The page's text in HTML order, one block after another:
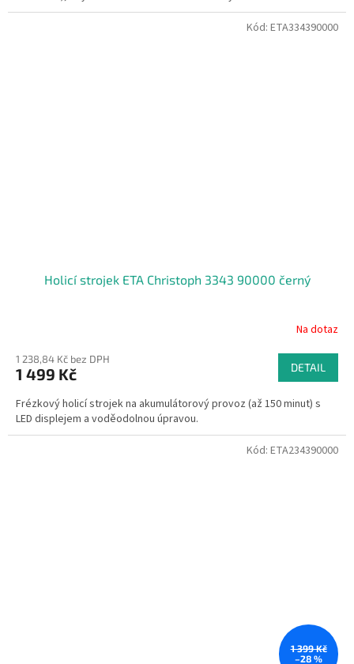
Holicí strojek ETA Christoph 3343 90000 černý
Na dotaz
1 238,84 Kč bez DPH
1 499 Kč DETAIL
Frézkový holicí strojek na akumulátorový provoz (až 150 minut) s
LED displejem a voděodolnou úpravou.
Kód: ETA334390000
1 399 Kč
–28 %
Kód: ETA234390000